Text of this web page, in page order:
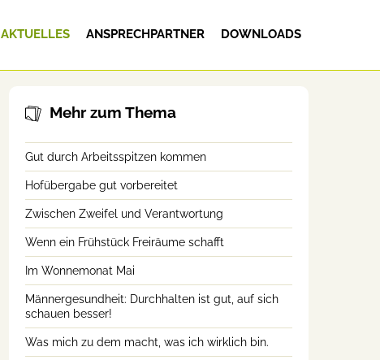
AKTUELLES ANSPRECHPARTNER DOWNLOADS
Mehr zum Thema
Gut durch Arbeitsspitzen kommen
Hofübergabe gut vorbereitet
Zwischen Zweifel und Verantwortung
Wenn ein Frühstück Freiräume schafft
Im Wonnemonat Mai
Männergesundheit: Durchhalten ist gut, auf sich
schauen besser!
Was mich zu dem macht, was ich wirklich bin.